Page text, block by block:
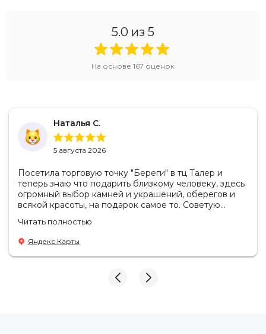
5.0 из 5
На основе 167 оценок
Наталья С.
5 августа 2026
Посетила торговую точку "Береги" в тц Талер и
теперь знаю что подарить близкому человеку, здесь
огромный выбор камней и украшений, оберегов и
всякой красоты, на подарок самое то. Советую
Продавцы-консультанты сориентируют, дадут
подсказки на что обратить внимание . Приветливый
персонал.
Читать полностью
Яндекс Карты